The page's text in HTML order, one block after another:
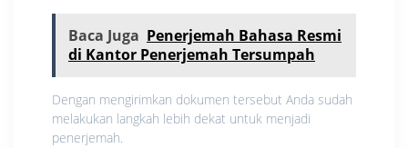
Baca Juga Penerjemah Bahasa Resmi
di Kantor Penerjemah Tersumpah
Dengan mengirimkan dokumen tersebut Anda sudah
melakukan langkah lebih dekat untuk menjadi
penerjemah.